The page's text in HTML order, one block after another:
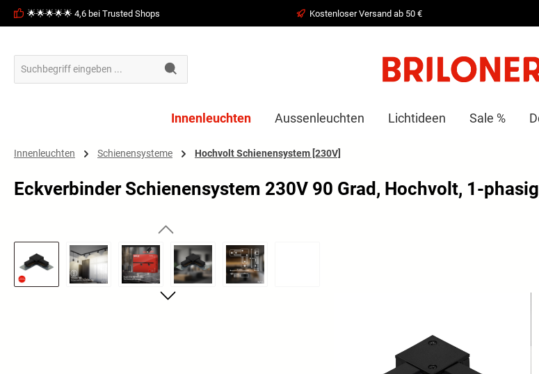
Zur Hauptnavigation springen
🌟🌟🌟🌟🌟 4,6 bei Trusted Shops Kostenloser Versand ab 50 €
Innenleuchten Aussenleuchten Lichtideen Sale %
Innenleuchten Schienensysteme Hochvolt Schienensystem [230V]
Eckverbinder Schienensystem 230V 90 Grad, Hochvolt, 1-
Bildergalerie überspringen